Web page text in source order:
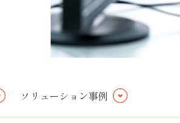
ソリューション事例